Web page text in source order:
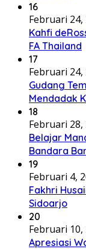
16
Februari 24,
Kahfi
FA Thailand
17
Februari 24,
Gudang
Mendadak
18
Februari 28,
Belajar
Bandara
19
Februari 4,
Fakhri
Sidoarjo
20
Februari 10,
Apresiasi